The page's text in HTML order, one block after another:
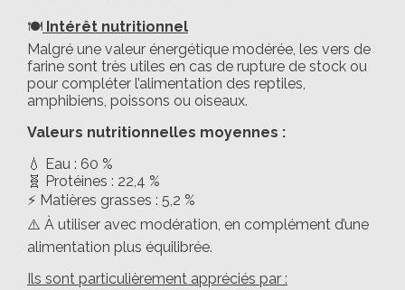
🍽️ Intérêt nutritionnel
Malgré une valeur énergétique modérée, les vers de
farine sont très utiles en cas de rupture de stock ou
pour compléter l’alimentation des reptiles,
amphibiens, poissons ou oiseaux.
Valeurs nutritionnelles moyennes :
💧 Eau : 60 %
🧬 Protéines : 22,4 %
⚡ Matières grasses : 5,2 %
⚠️ À utiliser avec modération, en complément d’une
alimentation plus équilibrée.
Ils sont particulièrement appréciés par :